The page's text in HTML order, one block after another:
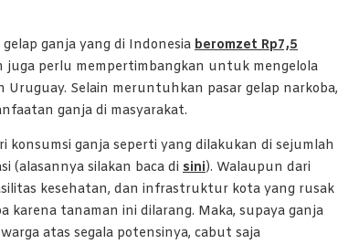
ganja yang di Indonesia beromzet Rp7,5
perlu mempertimbangkan untuk mengelola
Selain meruntuhkan pasar gelap narkoba,
ganja di masyarakat.
konsumsi ganja seperti yang dilakukan di sejumlah
(alasannya silakan baca di sini). Walaupun dari
kesehatan, dan infrastruktur kota yang rusak
karena tanaman ini dilarang. Maka, supaya ganja
atas segala potensinya, cabut saja